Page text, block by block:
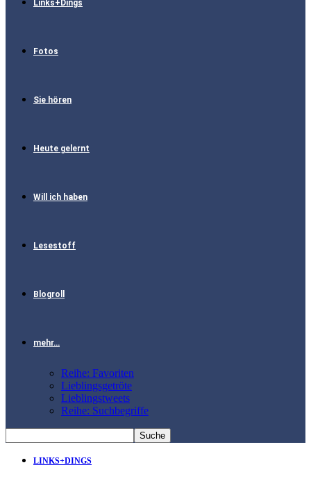
Links+Dings
Fotos
Sie hören
Heute gelernt
Will ich haben
Lesestoff
Blogroll
mehr…
Reihe: Favoriten
Lieblingsgetröte
Lieblingstweets
Reihe: Suchbegriffe
LINKS+DINGS